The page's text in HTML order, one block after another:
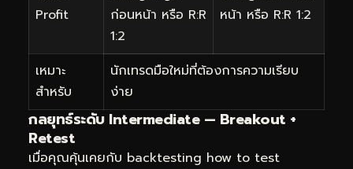
Profit
ก่อนหน้า หรือ R:R
1:2
หน้า หรือ R:R 1:2
เหมาะ
สำหรับ
นักเทรดมือใหม่ที่ต้องการความเรียบ
ง่าย
กลยุทธ์ระดับ Intermediate — Breakout +
Retest
เมื่อคุณคุ้นเคยกับ backtesting how to test